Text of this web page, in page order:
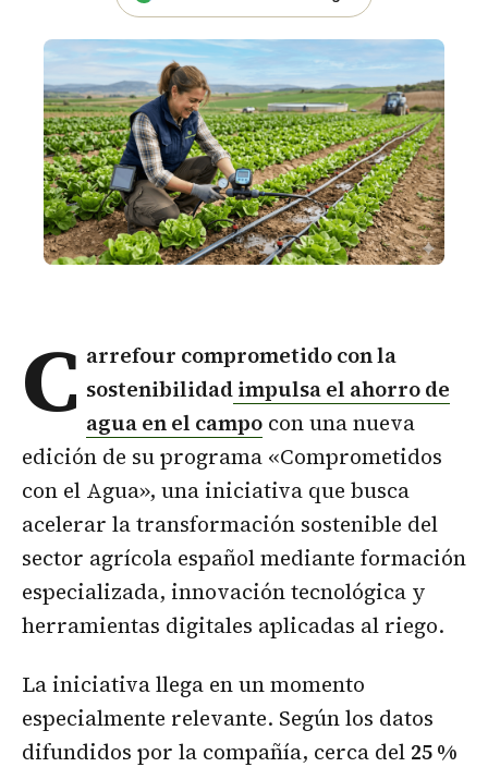
C arrefour comprometido con la
sostenibilidadimpulsa el ahorro de
agua en el campo con una nueva
edición de su programa «Comprometidos
con el Agua», una iniciativa que busca
acelerar la transformación sostenible del
sector agrícola español mediante formación
especializada, innovación tecnológica y
herramientas digitales aplicadas al riego.
La iniciativa llega en un momento
especialmente relevante. Según los datos
difundidos por la compañía, cerca del 25 %